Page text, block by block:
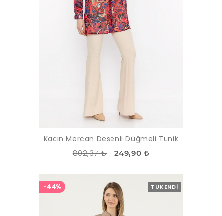
Kadın Mercan Desenli Düğmeli Tunik
802,37 ₺ 249,90 ₺
TÜKENDI
-44%